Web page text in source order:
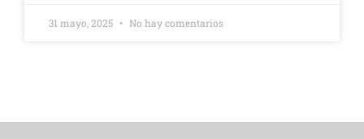
31 mayo, 2025 No hay comentarios